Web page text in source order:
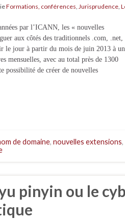
Formations, conférences Jurisprudence
par l’ICANN, les « nouvelles
aux côtés des traditionnels .com, .net,
le jour à partir du mois de juin 2013 à un
mensuelles, avec au total près de 1300
possibilité de créer de nouvelles
de domaine, nouvelles extensions,
pinyin ou le